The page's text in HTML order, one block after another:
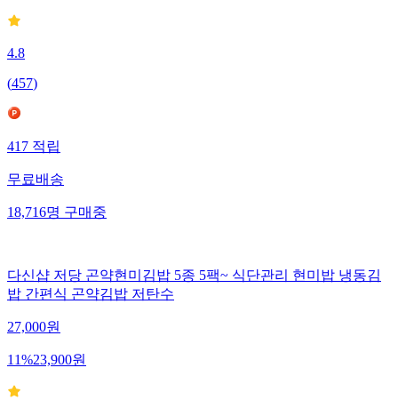
4.8
(457)
417적립
무료배송
18,716명구매중
다신샵 저당 곤약현미김밥 5종 5팩~ 식단관리 현미밥 냉동김
밥 간편식 곤약김밥 저탄수
27,000원
11%23,900원